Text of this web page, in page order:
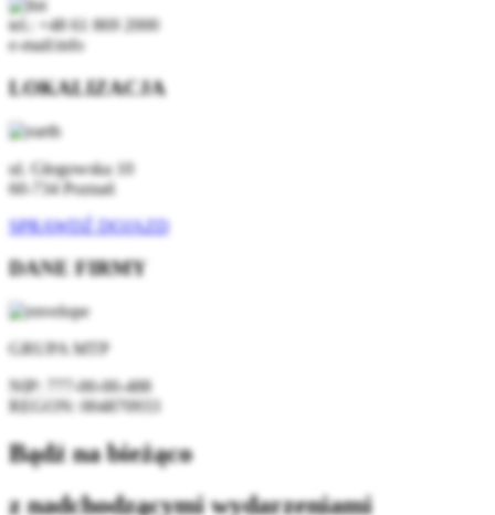
tel.: +48 61 869 2000
e-mail:info
LOKALIZACJA
ul. Głogowska 10
60-734 Poznań
SPRAWDŹ DOJAZD
DANE FIRMY
GRUPA MTP
NIP:
777-00-00-488
REGON: 004870933
Bądź na bieżąco
z nadchodzącymi wydarzeniami